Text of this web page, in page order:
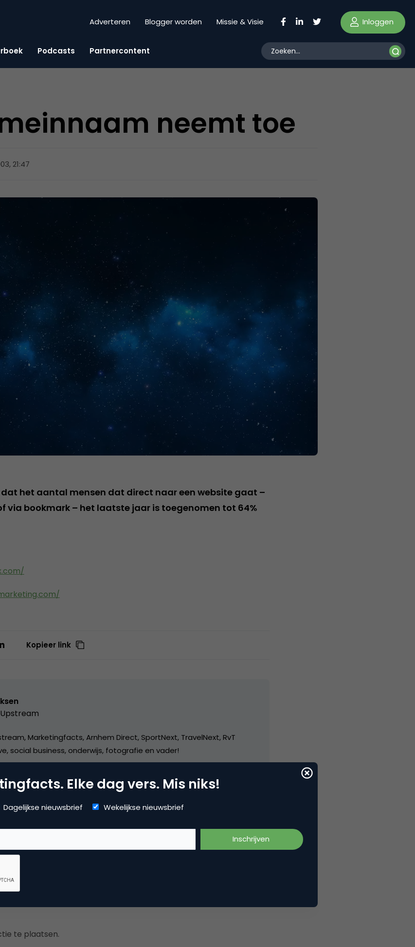
Adverteren Blogger worden Missie & Visie Inloggen
Podcasts Partnercontent
neemt toe
21:47
het aantal mensen dat direct naar een website gaat –
via bookmark – het laatste jaar is toegenomen tot 64%
Kopieer link
Upstream
Marketingfacts, Arnhem Direct, SportNext, TravelNext, RvT
social business, onderwijs, fotografie en vader!
te plaatsen.
Elke dag vers. Mis niks!
Dagelijkse nieuwsbrief Wekelijkse nieuwsbrief